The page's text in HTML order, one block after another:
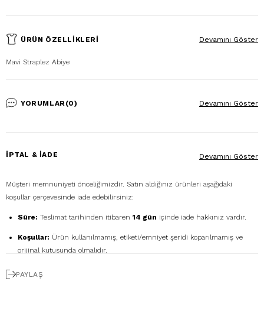
ÜRÜN ÖZELLIKLERI
Mavi Straplez Abiye
Devamını Göster
YORUMLAR (0) Devamını Göster
İPTAL & İADE
Müşteri memnuniyeti önceliğimizdir. Satın aldığınız ürünleri aşağıdaki
koşullar çerçevesinde iade edebilirsiniz:
Süre: Teslimat tarihinden itibaren 14 gün içinde iade hakkınız vardır.
Koşullar: Ürün kullanılmamış, etiketi/emniyet şeridi koparılmamış ve
orijinal kutusunda olmalıdır.
Ücretsiz Gönderim:
Devamını Göster
PAYLAŞ